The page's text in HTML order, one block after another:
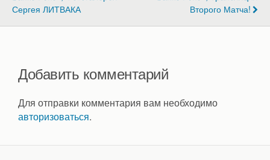
Сергея ЛИТВАКА
Второго Матча!
Добавить комментарий
Для отправки комментария вам необходимо
авторизоваться.